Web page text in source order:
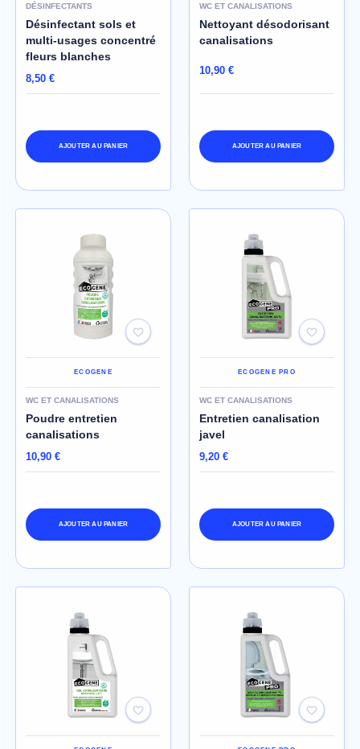
DÉSINFECTANTS
Désinfectant sols et
multi-usages concentré
fleurs blanches
8,50 €
AJOUTER AU PANIER
WC ET CANALISATIONS
Nettoyant désodorisant
canalisations
10,90 €
AJOUTER AU PANIER
ECOGENE
WC ET CANALISATIONS
Poudre entretien
canalisations
10,90 €
AJOUTER AU PANIER
ECOGENE PRO
WC ET CANALISATIONS
Entretien canalisation
javel
9,20 €
AJOUTER AU PANIER